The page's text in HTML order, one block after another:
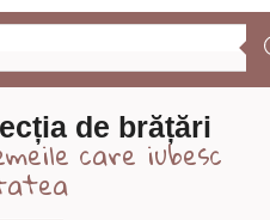
de brățări
care iubesc